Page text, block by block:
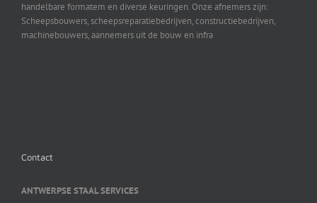
handelbare formatem en diverse keuringen. Onze afnemers zijn:
Scheepsbouwers, scheepsreparatiebedrijven, constructiebedrijven,
machinebouwers, aannemers uit de bouw en infra
Contact
ANTWERPSE STAAL SERVICES